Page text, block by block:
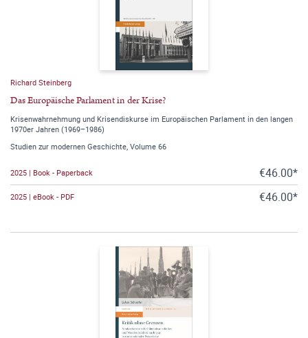
Richard Steinberg
Das Europäische Parlament in der Krise?
Krisenwahrnehmung und Krisendiskurse im Europäischen Parlament in den langen
1970er Jahren (1969–1986)
Studien zur modernen Geschichte, Volume 66
2025 | Book - Paperback €46.00*
2025 | eBook - PDF €46.00*